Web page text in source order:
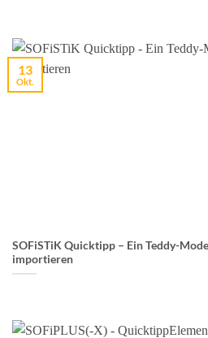
SOFiSTiK Quicktipp – Ein Teddy-
importieren
13
Okt.